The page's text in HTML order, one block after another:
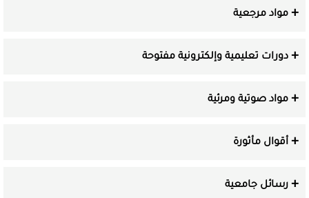
مواد مرجعية
دورات تعليمية وإلكترونية مفتوحة
مواد صوتية ومرئية
أقوال مأثورة
رسائل جامعية